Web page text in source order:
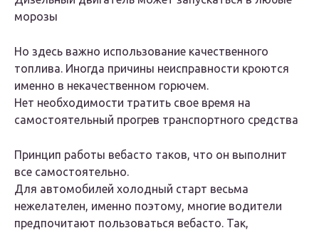
морозы
Но здесь важно использование качественного
топлива. Иногда причины неисправности кроются
именно в некачественном горючем.
Нет необходимости тратить свое время на
самостоятельный прогрев транспортного средства
Принцип работы вебасто таков, что он выполнит
все самостоятельно.
Для автомобилей холодный старт весьма
нежелателен, именно поэтому, многие водители
предпочитают пользоваться вебасто. Так,